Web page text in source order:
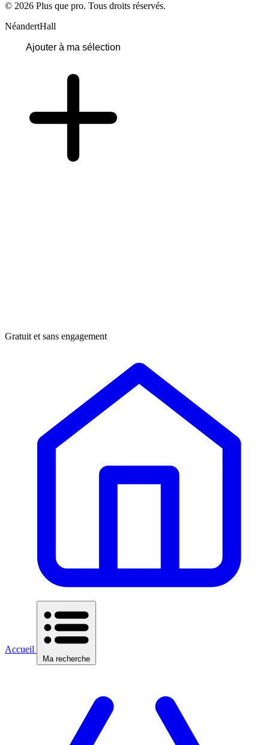
© 2026 Plus que pro. Tous droits réservés.
NéandertHall
Ajouter à ma sélection
Gratuit et sans engagement
Accueil
Ma recherche